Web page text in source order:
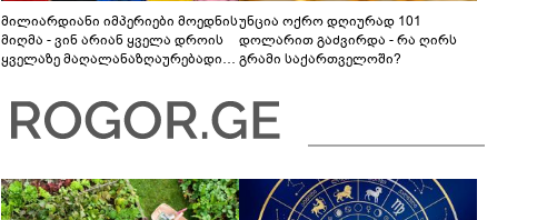
მილიარდიანი იმპერიები მოედნის
მიღმა - ვინ არიან ყველა დროის
ყველაზე მაღალანაზღაურებადი
უნცია ოქრო დღიურად 101
დოლარით გაძვირდა - რა ღირს
გრამი საქართველოში?